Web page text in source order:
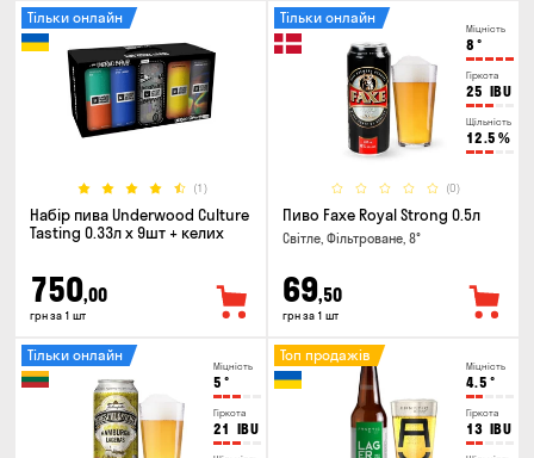
(1)
Тільки онлайн
Набір пива Underwood Culture
Tasting 0.33л x 9шт + келих
750,00
грн за 1 шт
Міцність
8 °
Гіркота
25 IBU
Щільність
12.5 %
(0)
Тільки онлайн
Пиво Faxe Royal Strong 0.5л
Світле, Фільтроване, 8°
69,50
грн за 1 шт
Міцність
5 °
Гіркота
21 IBU
Тільки онлайн
Міцність
4.5 °
Гіркота
13 IBU
Топ продажів